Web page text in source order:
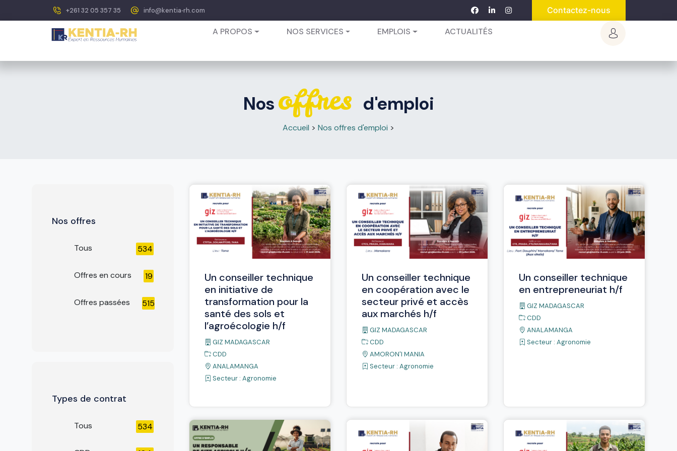
+261 32 05 357 35 info@kentia‐rh.com Contactez-nous
A PROPOS NOS SERVICES EMPLOIS ACTUALITÉS
Nosoffres d'emploi
Accueil > Nos offres d'emploi >
Nos offres
Tous 534
Offres en cours 19
Offres passées 515
Types de contrat
Tous 534
Un conseiller technique
en initiative de
transformation pour la
santé des sols et
l’agroécologie h/f
GIZ MADAGASCAR
CDD
ANALAMANGA
Secteur : Agronomie
Un conseiller technique
en coopération avec le
secteur privé et accès
aux marchés h/f
GIZ MADAGASCAR
CDD
AMORON'I MANIA
Secteur : Agronomie
Un conseiller technique
en entrepreneuriat h/f
GIZ MADAGASCAR
CDD
ANALAMANGA
Secteur : Agronomie